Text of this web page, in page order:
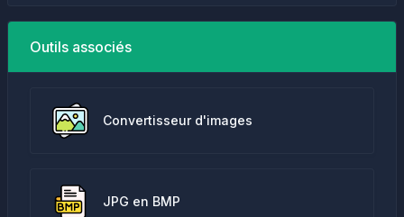
Outils associés
Convertisseur d'images
JPG en BMP